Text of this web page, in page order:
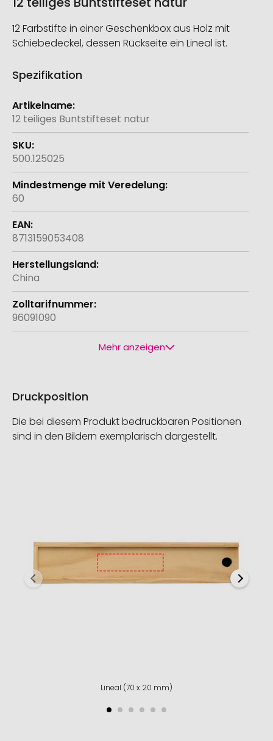
12 Farbstifte in einer Geschenkbox aus Holz mit
Schiebedeckel, dessen Rückseite ein Lineal ist.
Spezifikation
Weitere
Informationen
12 teiliges Buntstifteset natur
500.125025
60
8713159053408
China
96091090
Mehr anzeigen
Druckposition
Die bei diesem Produkt bedruckbaren Positionen
sind in den Bildern exemplarisch dargestellt.
Lineal (70 x 20 mm)